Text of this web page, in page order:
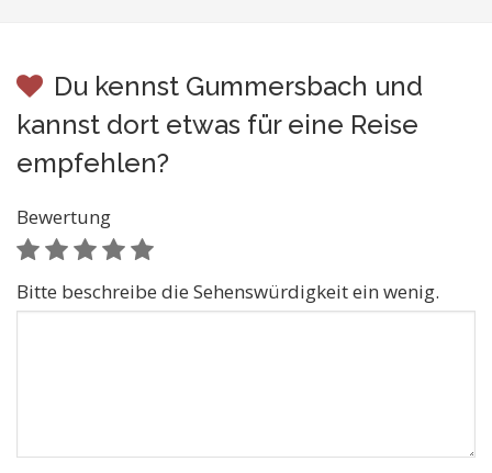
Du kennst Gummersbach und
kannst dort etwas für eine Reise
empfehlen?
Bewertung
Bitte beschreibe die Sehenswürdigkeit ein wenig.